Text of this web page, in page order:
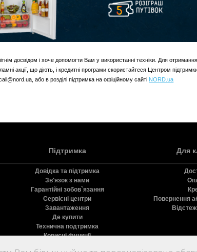
досвідом і хоче допомогти Вам у використанні техніки. Для
акції, що діють, і кредитні програми скористайтеся Центром
або в розділі підтримка на офіційному сайті NORD.ua
Підтримка
Довідка та підтримка
Зв'язок з нами
Гарантійні зобов`язання
Сервісні центри
Завантаження
Де купити
Технична подтримка
Корисні функції
Для
Повернення